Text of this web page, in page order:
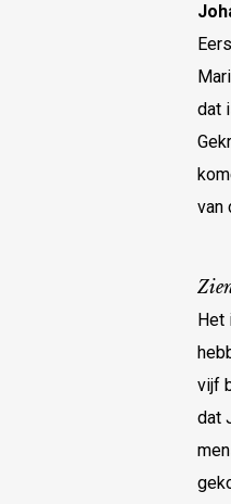
dat
van
Het
vijf
dat